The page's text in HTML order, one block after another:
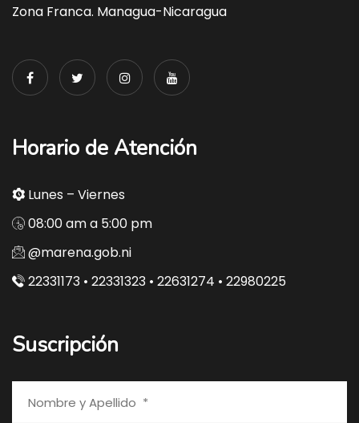
Zona Franca. Managua-Nicaragua
Horario de Atención
Lunes – Viernes
08:00 am a 5:00 pm
@marena.gob.ni
22331173 • 22331323 • 22631274 • 22980225
Suscripción